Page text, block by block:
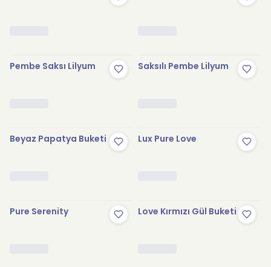
Pembe Saksı Lilyum Saksılı Pembe Lilyum
Beyaz Papatya Buketi Lux Pure Love
Pure Serenity Love Kırmızı Gül Buketi